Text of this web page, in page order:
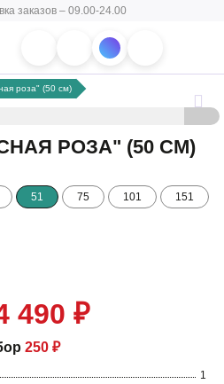
заказов – 09.00-24.00
роза" (50 см)
РОЗА" (50 СМ)
51 75 101 151
490 ₽
250 ₽
1